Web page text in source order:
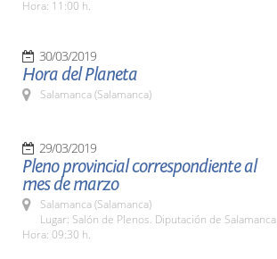
Hora: 11:00 h.
30/03/2019
Hora del Planeta
Salamanca (Salamanca)
29/03/2019
Pleno provincial correspondiente al
mes de marzo
Salamanca (Salamanca)
Lugar: Salón de Plenos. Diputación de Salamanca
Hora: 09:30 h.